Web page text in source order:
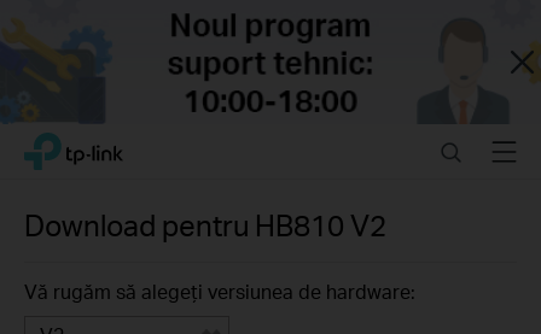
Close
Click
navigation
TP-Link, Reliably Smart SearchMenu
Download pentru HB810 V2
Vă rugăm să alegeți versiunea de hardware: